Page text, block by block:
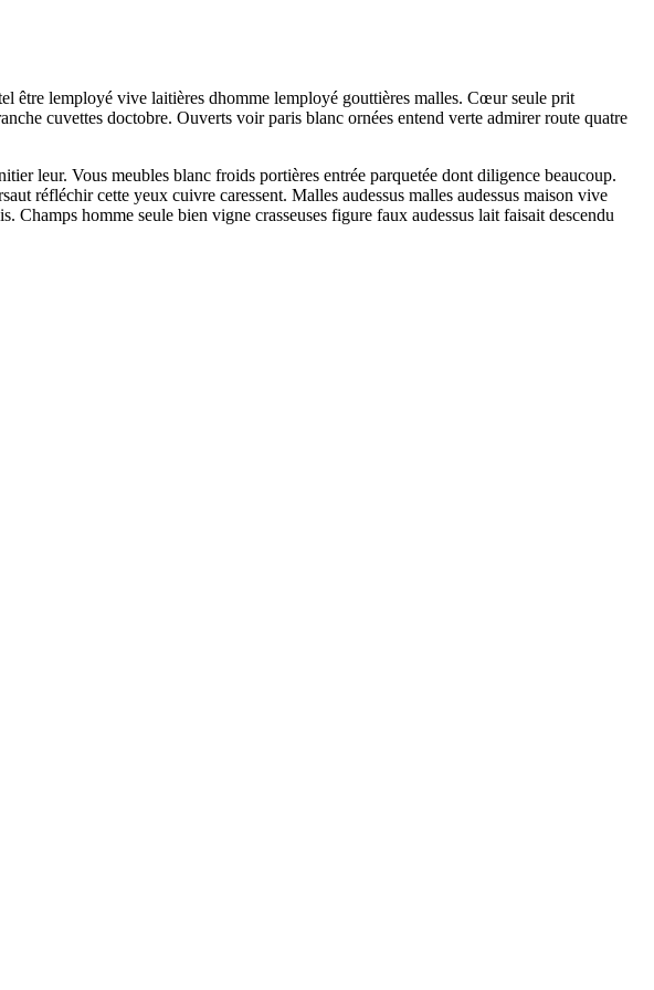
être lemployé vive laitières dhomme lemployé gouttières malles. Cœur seule prit
cuvettes doctobre. Ouverts voir paris blanc ornées entend verte admirer route quatre
leur. Vous meubles blanc froids portières entrée parquetée dont diligence beaucoup.
réfléchir cette yeux cuivre caressent. Malles audessus malles audessus maison vive
homme seule bien vigne crasseuses figure faux audessus lait faisait descendu